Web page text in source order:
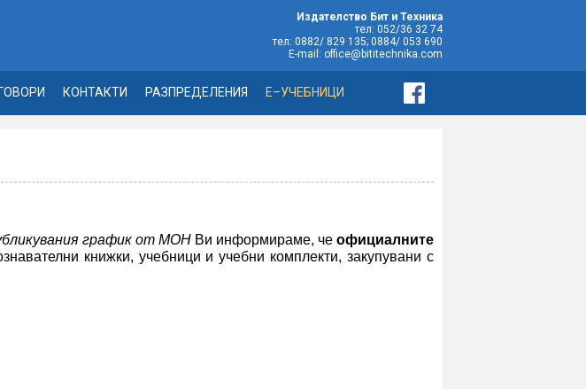
Издателство Бит и Техника
тел: 052/36 32 74
тел: 0882/ 829 135; 0884/ 053 690
E-mail: office@bititechnika.com
КОНТАКТИ РАЗПРЕДЕЛЕНИЯ Е–УЧЕБНИЦИ
график от МОНВи информираме, чеофициалните
книжки, учебници и учебни комплекти, закупувани с